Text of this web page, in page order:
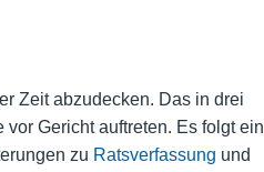
Zeit abzudecken. Das in drei
Gericht auftreten. Es folgt ein
zu Ratsverfassung und